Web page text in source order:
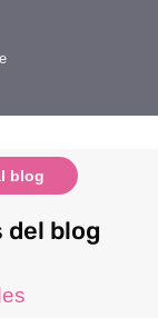
blog
del blog